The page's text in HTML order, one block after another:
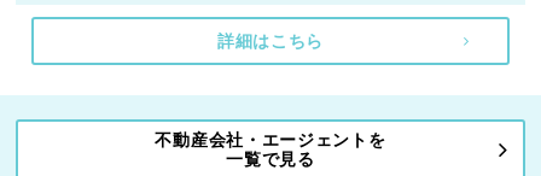
詳細はこちら
不動産会社・エージェントを
一覧で見る